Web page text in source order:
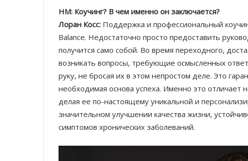
НМ: Коучинг? В чем именно он заключается?
Лоран Косс: Поддержка и профессиональный
Balance. Недостаточно просто предоставить
получится само собой. Во время переходного,
возникать вопросы, требующие осмысленных
руку, не бросая их в этом непростом деле. Это
необходимая основа успеха. Именно это отличает
делая ее по-настоящему уникальной и
значительном улучшении качества жизни,
симптомов хронических заболеваний.